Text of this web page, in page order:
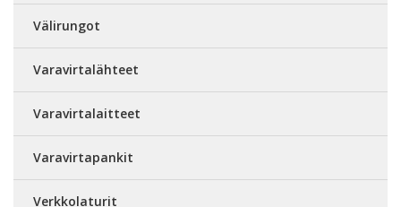
Välirungot
Varavirtalähteet
Varavirtalaitteet
Varavirtapankit
Verkkolaturit